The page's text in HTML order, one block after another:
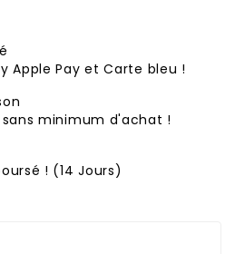
Apple Pay et Carte bleu !
sans minimum d'achat !
! (14 Jours)